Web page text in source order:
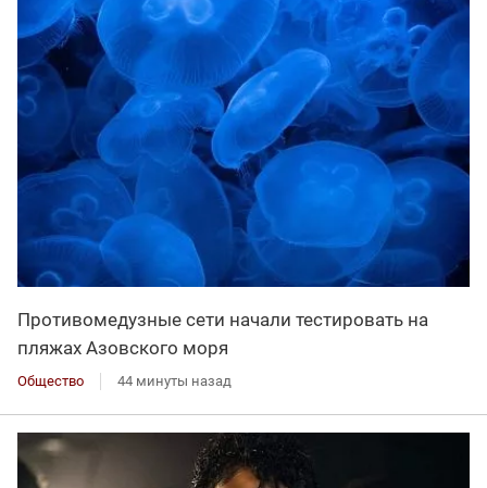
Противомедузные сети начали тестировать на
пляжах Азовского моря
Общество 44 минуты назад